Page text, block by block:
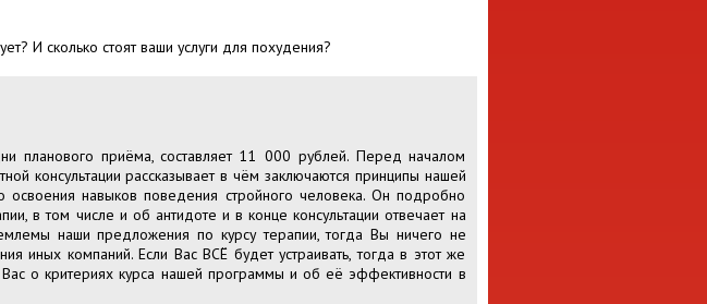
И сколько стоят ваши услуги для похудения?
планового приёма, составляет 11 000 рублей. Перед началом
консультации рассказывает в чём заключаются принципы нашей
навыков поведения стройного человека. Он подробно
в том числе и об антидоте и в конце консультации отвечает на
наши предложения по курсу терапии, тогда Вы ничего не
иных компаний. Если Вас ВСЁ будет устраивать, тогда в этот же
о критериях курса нашей программы и об её эффективности в